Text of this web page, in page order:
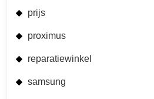
prijs
proximus
reparatiewinkel
samsung